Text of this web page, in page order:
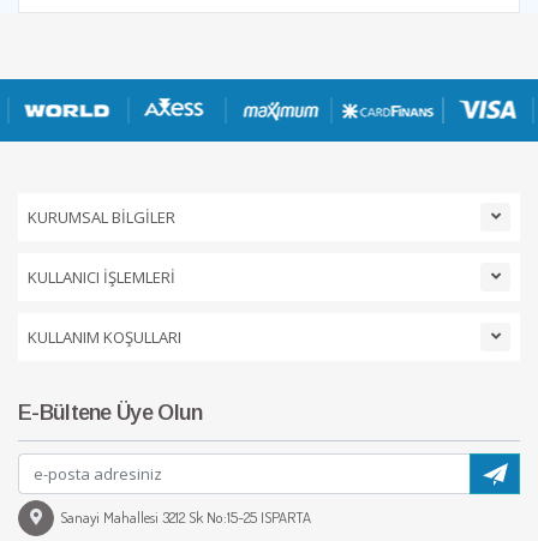
KURUMSAL BİLGİLER
KULLANICI İŞLEMLERİ
KULLANIM KOŞULLARI
E-Bültene Üye Olun
Sanayi Mahallesi 3212 Sk No:15-25 ISPARTA